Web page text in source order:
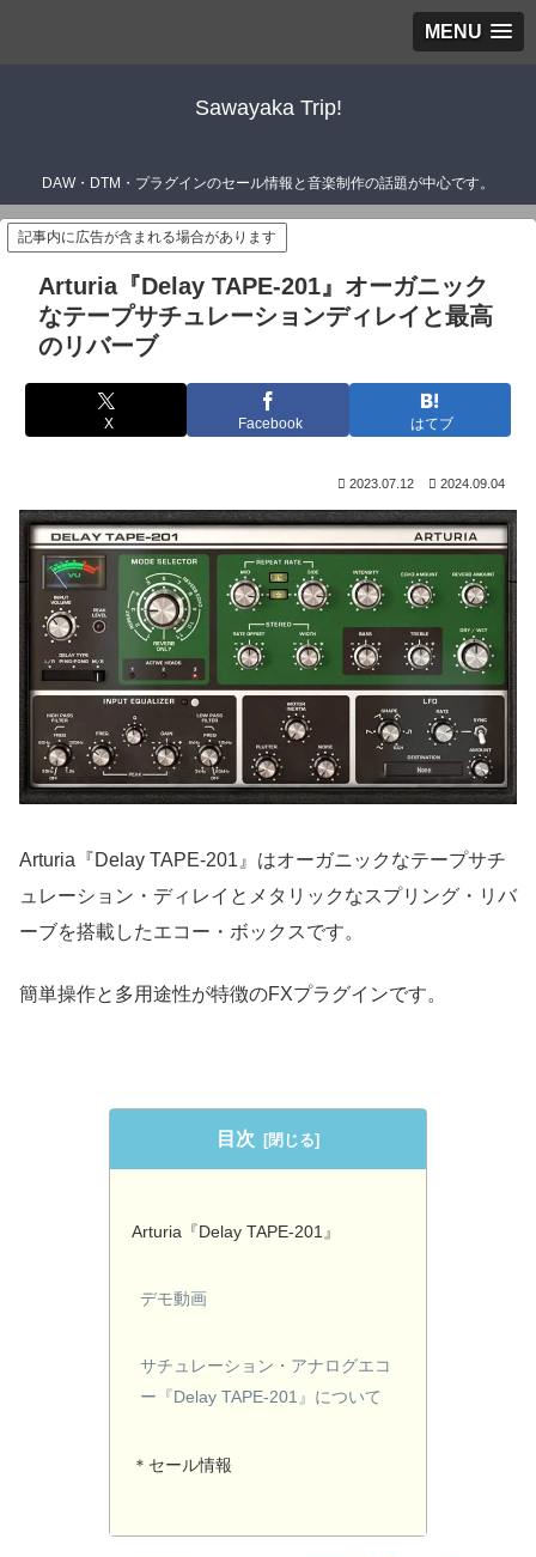
MENU
Sawayaka Trip!
DAW・DTM・プラグインのセール情報と音楽制作の話題が中心です。
記事内に広告が含まれる場合があります
Arturia『Delay TAPE-201』オーガニック
なテープサチュレーションディレイと最高
のリバーブ
X Facebook はてブ
2023.07.12 2024.09.04
Arturia『Delay TAPE-201』はオーガニックなテープサチ
ュレーション・ディレイとメタリックなスプリング・リバ
ーブを搭載したエコー・ボックスです。
簡単操作と多用途性が特徴のFXプラグインです。
目次
Arturia『Delay TAPE-201』
デモ動画
サチュレーション・アナログエコ
ー『Delay TAPE-201』について
＊セール情報